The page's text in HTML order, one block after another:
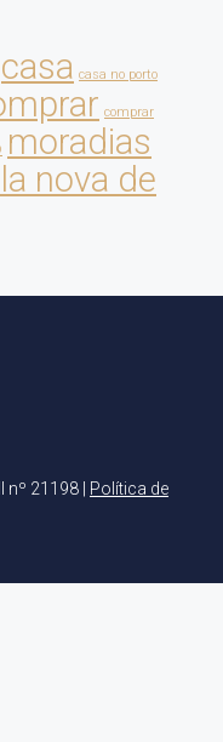
casa casa no porto
comprar
moradias
nova de
nº 21198 | Política de